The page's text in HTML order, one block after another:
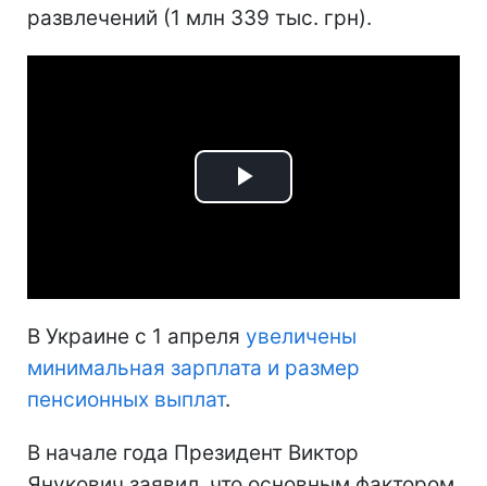
развлечений (1 млн 339 тыс. грн).
Play
В Украине с 1 апреля увеличены
минимальная зарплата и размер
пенсионных выплат.
В начале года Президент Виктор